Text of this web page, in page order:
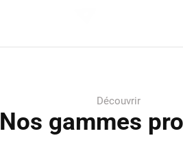
Découvrir
Nos gammes